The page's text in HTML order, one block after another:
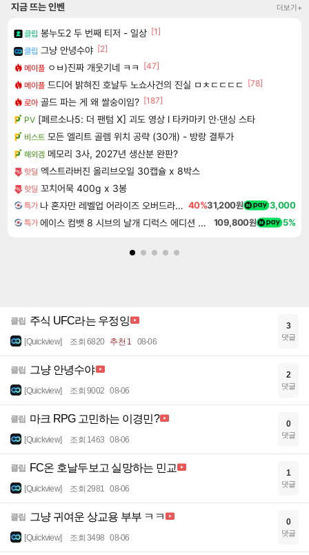
지금 뜨는 인벤 더보기+
클립 봉누도2 두 번째 티저 - 일상 [1]
클립 그냥 안녕수야 [2]
메이플 ㅇㅂ)진짜 개웃기네 ㅋㅋ
[47]
메이플 드디어 밝혀진 호날두 노쇼사건의 진실 ㅁㅊㄷㄷㄷㄷ
[78]
로아 골드 파는 게 왜 쌀숭이임? [187]
PV [페르소나5: 더 팬텀 X] 괴도 영상 l 타카마키 안·댄싱 스타
비스트 모든 엘리트 골렘 위치 공략 (30개) - 방랑 결투가
해외겜 메모리 3사, 2027년 생산분 완판?
핫딜 엑스트라버진 올리브오일 30캡슐 x 8박스
핫딜 꼬치어묵 400g x 3봉
특가 나 혼자만 레벨업 어라이즈 오버드라이브 디럭스 에디션 Solo Leveling Arise Overdrive Deluxe Edition 40%31,200원 3,000
특가 에이스 컴뱃 8 시브의 날개 디럭스 에디션 예약구매 ACE COMBAT 8 WINGS OF THEVE Deluxe Edition 109,800원 5%
클립 주식 UFC라는 우정잉
[Quickview] 조회 6820 추천 1 08-06
3
댓글
클립 그냥 안녕수야
[Quickview] 조회 9002 08-06
2
댓글
클립 마크 RPG 고민하는 이경민?
[Quickview] 조회 1463 08-06
0
댓글
클립 FC온 호날두보고 실망하는 민교
[Quickview] 조회 2981 08-06
1
댓글
클립 그냥 귀여운 상교용 부부 ㅋㅋ
[Quickview] 조회 3498 08-06
0
댓글